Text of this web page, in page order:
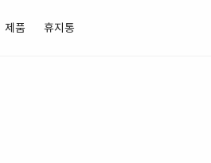
제품 휴지통